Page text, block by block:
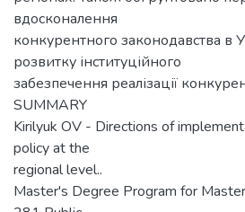
вдосконалення
конкурентного законодавства в
розвитку інституційного
забезпечення реалізації
SUMMARY
Kirilyuk OV - Directions of
policy at the
regional level..
Master's Degree Program for